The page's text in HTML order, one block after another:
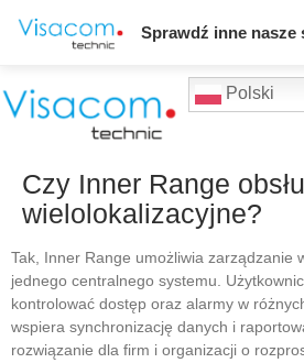
Polski
Czy Inner Range
wielolokalizacyjne?
Tak, Inner Range umożliwia zarządzanie
jednego centralnego systemu.
kontrolować dostęp oraz alarmy w
wspiera synchronizację danych i
rozwiązanie dla firm i organizacji o
Sprawdź inne nasze